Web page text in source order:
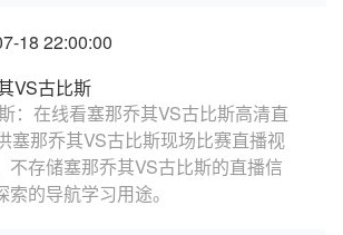
18 22:00:00
VS古比斯
：在线看塞那乔其VS古比斯高清直
塞那乔其VS古比斯现场比赛直播视
不存储塞那乔其VS古比斯的直播信
的导航学习用途。